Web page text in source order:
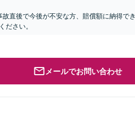
直後で今後が不安な方、賠償額に納得で
ださい。
メールでお問い合わせ